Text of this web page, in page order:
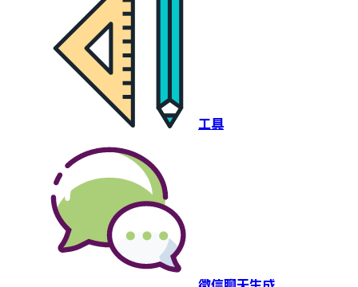
工具